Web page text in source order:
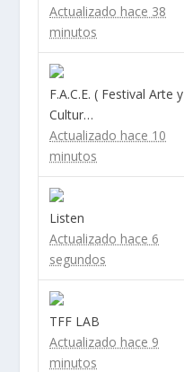
Actualizado hace 38
minutos
F.A.C.E. ( Festival Arte y
Cultur…
Actualizado hace 10
minutos
Listen
Actualizado hace 6
segundos
TFF LAB
Actualizado hace 9
minutos